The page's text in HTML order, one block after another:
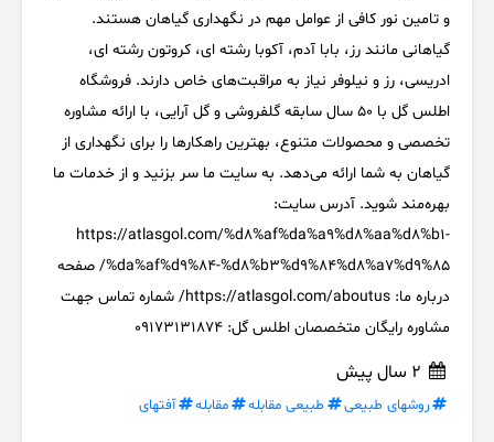
و تامین نور کافی از عوامل مهم در نگهداری گیاهان هستند.
گیاهانی مانند رز، بابا آدم، آکوبا رشته ای، کروتون رشته ای،
ادریسی، رز و نیلوفر نیاز به مراقبت‌های خاص دارند. فروشگاه
اطلس گل با 50 سال سابقه گلفروشی و گل آرایی، با ارائه مشاوره
تخصصی و محصولات متنوع، بهترین راهکارها را برای نگهداری از
گیاهان به شما ارائه می‌دهد. به سایت ما سر بزنید و از خدمات ما
بهره‌مند شوید. آدرس سایت:
https://atlasgol.com/%d8%af%da%a9%d8%aa%d8%b1-
%da%af%d9%84-%d8%b3%d9%84%d8%a7%d9%85/ صفحه
درباره ما: https://atlasgol.com/aboutus/ شماره تماس جهت
مشاوره رایگان متخصصان اطلس گل: 09173131874
روشهای طبیعی طبیعی مقابله مقابله آفتهای